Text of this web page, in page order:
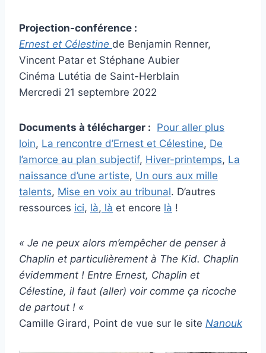
Projection-conférence :
Ernest et Célestine de Benjamin Renner,
Vincent Patar et Stéphane Aubier
Cinéma Lutétia de Saint-Herblain
Mercredi 21 septembre 2022
Documents à télécharger : Pour aller plus
loin, La rencontre d’Ernest et Célestine, De
l’amorce au plan subjectif, Hiver-printemps, La
naissance d’une artiste, Un ours aux mille
talents, Mise en voix au tribunal. D’autres
ressources ici, là, là et encore là !
« Je ne peux alors m’empêcher de penser à
Chaplin et particulièrement à The Kid. Chaplin
évidemment ! Entre Ernest, Chaplin et
Célestine, il faut (aller) voir comme ça ricoche
de partout ! «
Camille Girard, Point de vue sur le site Nanouk